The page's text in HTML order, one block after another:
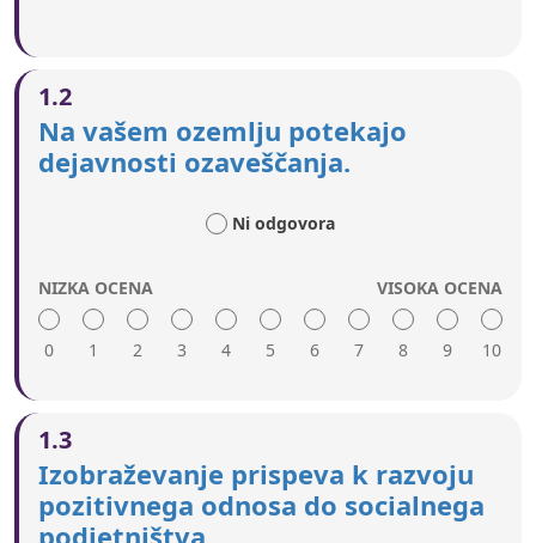
1.2
Na vašem ozemlju potekajo
dejavnosti ozaveščanja.
Ni odgovora
NIZKA OCENA
0 1 2 3 4 5 6 7 8 9
VISOKA OCENA
10
socialnega podjetništva in zanimanja za socialna
podjetja.
1.3
Izobraževanje prispeva k razvoju
pozitivnega odnosa do socialnega
podjetništva.